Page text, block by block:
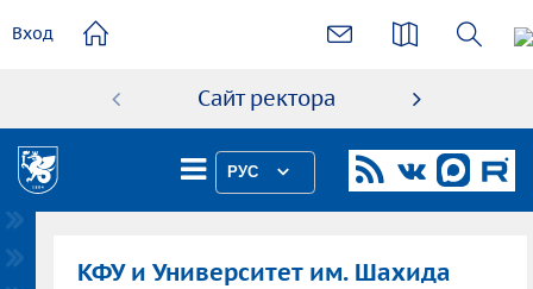
содержанию
Вход
Сайт ректора
РУС
КФУ и Университет им. Шахида